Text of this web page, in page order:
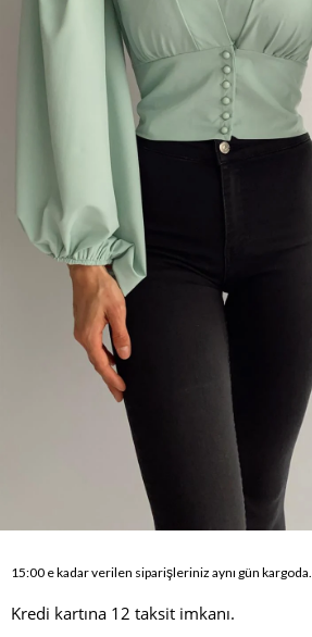
15:00 e kadar verilen siparişleriniz aynı gün kargoda.
Kredi kartına 12 taksit imkanı.